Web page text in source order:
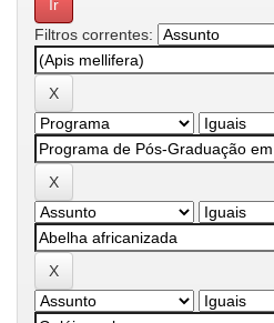
Filtros correntes: